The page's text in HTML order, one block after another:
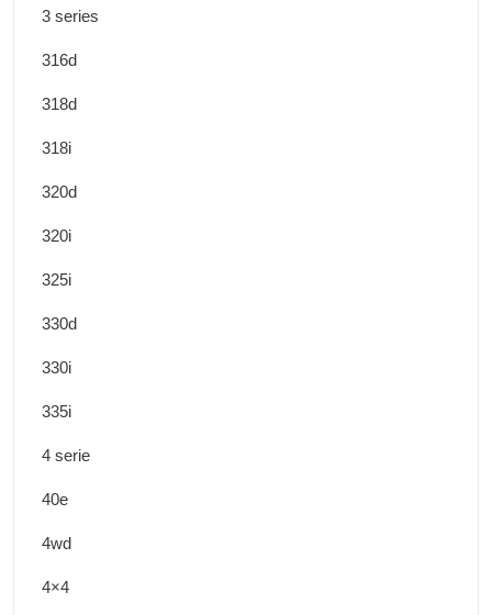
3 series
316d
318d
318i
320d
320i
325i
330d
330i
335i
4 serie
40e
4wd
4×4